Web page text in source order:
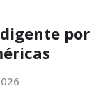
por